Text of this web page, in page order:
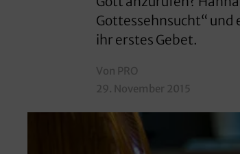
Gottessehnsucht“ und
ihr erstes Gebet.
Von PRO
29. November 2015